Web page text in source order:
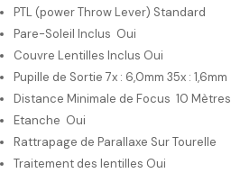
PTL (power Throw Lever) Standard
Pare-Soleil Inclus Oui
Couvre Lentilles Inclus Oui
Pupille de Sortie 7x : 6,0mm 35x : 1,6mm
Distance Minimale de Focus 10 Mètres
Etanche Oui
Rattrapage de Parallaxe Sur Tourelle
Traitement des lentilles Oui